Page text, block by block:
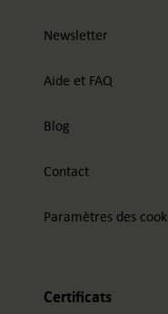
Newsletter
Aide et FAQ
Blog
Contact
Paramètres des
Certificats